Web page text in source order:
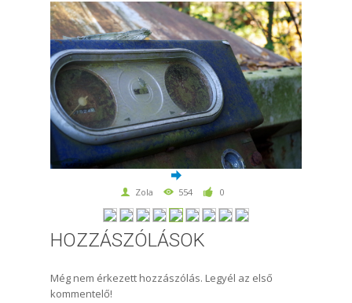
Zola 554 0
HOZZÁSZÓLÁSOK
Még nem érkezett hozzászólás. Legyél az első
kommentelő!